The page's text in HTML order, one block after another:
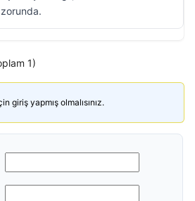
1)
giriş yapmış olmalısınız.